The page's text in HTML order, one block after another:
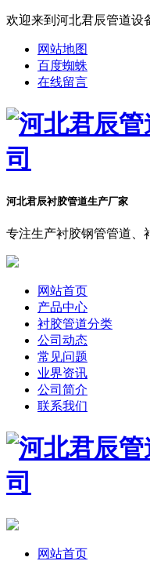
欢迎来到河北君辰管道设
网站地图
百度蜘蛛
在线留言
河北君辰衬胶管道生产厂家
专注生产衬胶钢管管道、
网站首页
产品中心
衬胶管道分类
公司动态
常见问题
业界资讯
公司简介
联系我们
网站首页